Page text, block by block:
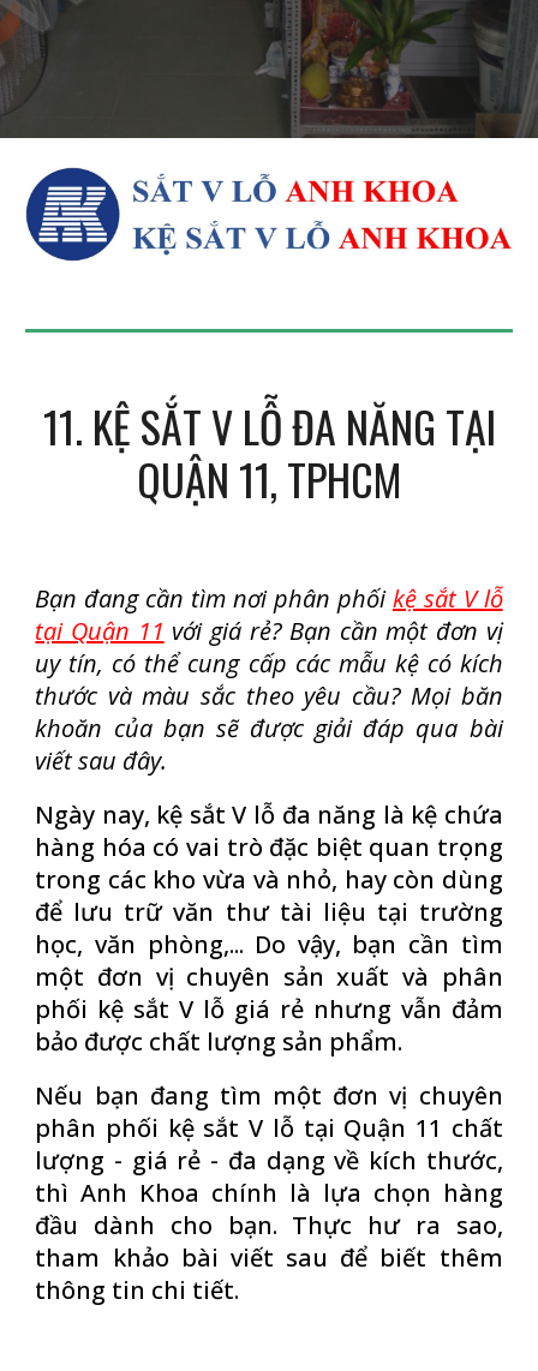
11. KỆ SẮT V LỖ ĐA NĂNG TẠI
QUẬN 11, TPHCM
Bạn đang cần tìm nơi phân phốikệ sắt V lỗ
tại Quận 11 với giá rẻ? Bạn cần một đơn vị
uy tín, có thể cung cấp các mẫu kệ có kích
thước và màu sắc theo yêu cầu? Mọi băn
khoăn của bạn sẽ được giải đáp qua bài
viết sau đây.
Ngày nay, kệ sắt V lỗ đa năng là kệ chứa
hàng hóa có vai trò đặc biệt quan trọng
trong các kho vừa và nhỏ, hay còn dùng
để lưu trữ văn thư tài liệu tại trường
học, văn phòng,... Do vậy, bạn cần tìm
một đơn vị chuyên sản xuất và phân
phối kệ sắt V lỗ giá rẻ nhưng vẫn đảm
bảo được chất lượng sản phẩm.
Nếu bạn đang tìm một đơn vị chuyên
phân phối kệ sắt V lỗ tại Quận 11 chất
lượng - giá rẻ - đa dạng về kích thước,
thì Anh Khoa chính là lựa chọn hàng
đầu dành cho bạn. Thực hư ra sao,
tham khảo bài viết sau để biết thêm
thông tin chi tiết.